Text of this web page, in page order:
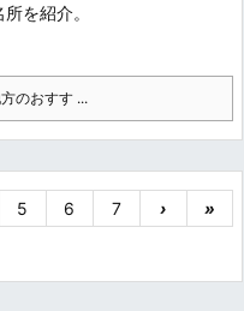
を紹介。
のおすす ...
5 6 7 › »